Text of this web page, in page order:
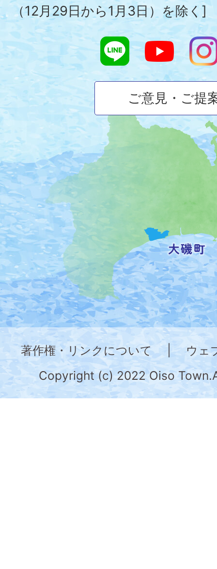
磯
町
の
位
置
を
記
し
た
地
図。
神
奈
川
県
の
（12月29日から1月3日）を除く]
ご意見・ご提
著作権・リンクについて
ウェ
Copyright (c) 2022 Oiso